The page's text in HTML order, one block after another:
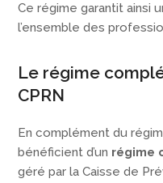
Ce régime garantit ainsi
l’ensemble des
Le régime
CPRN
En complément du
bénéficient d’un régime
géré par la Caisse de